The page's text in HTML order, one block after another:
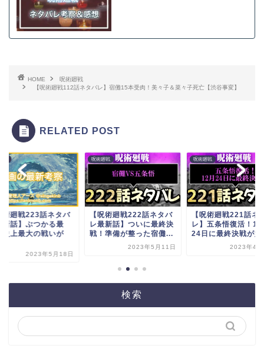
HOME
呪術廻戦
【呪術廻戦112話ネタバレ】宿儺15本受肉！美々子＆菜々子死亡【渋谷事変】
RELATED POST
術廻戦223話ネタバ
新話】ぶつかる最
史上最大の戦いが
2023年5月18日
呪術廻戦
【呪術廻戦222話ネタバ
レ最新話】ついに最終決
戦！準備が整った宿儺...
2023年5月11日
呪術廻戦
【呪術廻戦221話ネ
レ】五条悟復活！12
24日に最終決戦が始
2023年4
検索